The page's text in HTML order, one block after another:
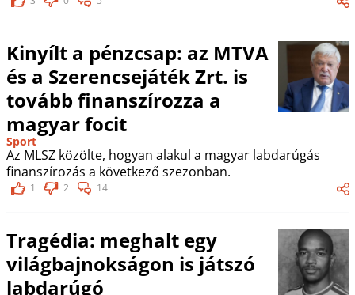
Kinyílt a pénzcsap: az MTVA
és a Szerencsejáték Zrt. is
tovább finanszírozza a
magyar focit
Sport
Az MLSZ közölte, hogyan alakul a magyar labdarúgás
finanszírozás a következő szezonban.
1 2 14
Tragédia: meghalt egy
világbajnokságon is játszó
labdarúgó